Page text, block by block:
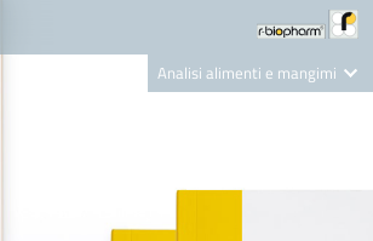
Analisi alimenti e mangimi
Nutrition Care